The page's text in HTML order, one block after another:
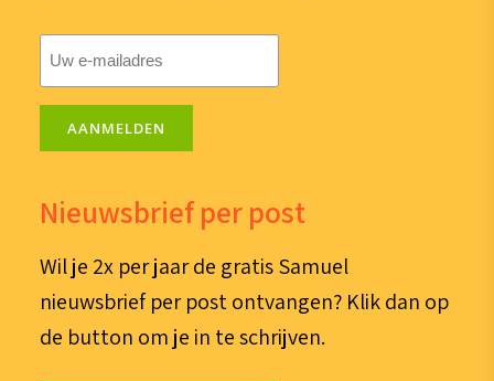
AANMELDEN
Nieuwsbrief per post
Wil je 2x per jaar de gratis Samuel
nieuwsbrief per post ontvangen? Klik dan op
de button om je in te schrijven.